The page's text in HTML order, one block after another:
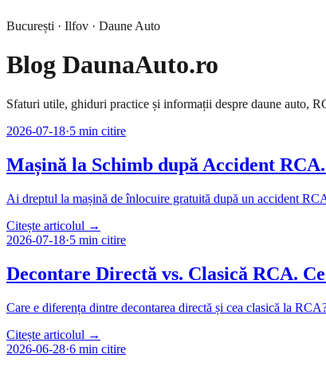
București · Ilfov · Daune Auto
Blog DaunaAuto.ro
Sfaturi utile, ghiduri practice și informații despre daune auto,
2026-07-18·5 min citire
Mașină la Schimb după Accident
Ai dreptul la mașină de înlocuire gratuită după un accident
Citește articolul →
2026-07-18·5 min citire
Decontare Directă vs. Clasică RCA.
Care e diferența dintre decontarea directă și cea clasică la
Citește articolul →
2026-06-28·6 min citire